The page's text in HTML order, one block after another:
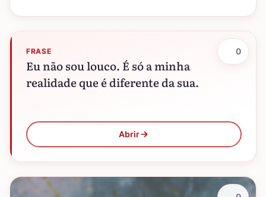
FRASE
Eu não sou louco. É só a minha
realidade que é diferente da sua.
Abrir
0